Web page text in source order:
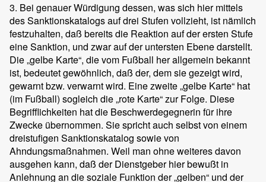
3. Bei genauer Würdigung dessen, was sich hier mittels
des Sanktionskatalogs auf drei Stufen vollzieht, ist nämlich
festzuhalten, daß bereits die Reaktion auf der ersten Stufe
eine Sanktion, und zwar auf der untersten Ebene darstellt.
Die „gelbe Karte“, die vom Fußball her allgemein bekannt
ist, bedeutet gewöhnlich, daß der, dem sie gezeigt wird,
gewarnt bzw. verwarnt wird. Eine zweite „gelbe Karte“ hat
(im Fußball) sogleich die „rote Karte“ zur Folge. Diese
Begrifflichkeiten hat die Beschwerdegegnerin für ihre
Zwecke übernommen. Sie spricht auch selbst von einem
dreistufigen Sanktionskatalog sowie von
Ahndungsmaßnahmen. Weil man ohne weiteres davon
ausgehen kann, daß der Dienstgeber hier bewußt in
Anlehnung an die soziale Funktion der „gelben“ und der